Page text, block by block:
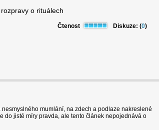
o rituálech
Čtenost Diskuze: (0)
mumlání, na zdech a podlaze nakreslené
do jisté míry pravda, ale tento článek nepojednává o